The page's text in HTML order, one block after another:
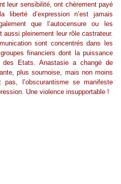
leur sensibilité, ont chèrement payé
d’expression n’est jamais
que l’autocensure ou les
pleinement leur rôle castrateur.
sont concentrés dans les
financiers dont la puissance
Etats. Anastasie a changé de
plus sournoise, mais non moins
l’obscurantisme se manifeste
Une violence insupportable !